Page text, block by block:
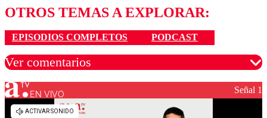
OTROS TEMAS A EXPLORAR:
EPISODIOS COMPLETOS PODCAST
Ver comentarios
Los comentarios son moderados para garantizar un
diálogo respetuoso.
EN VIVO Señal 1